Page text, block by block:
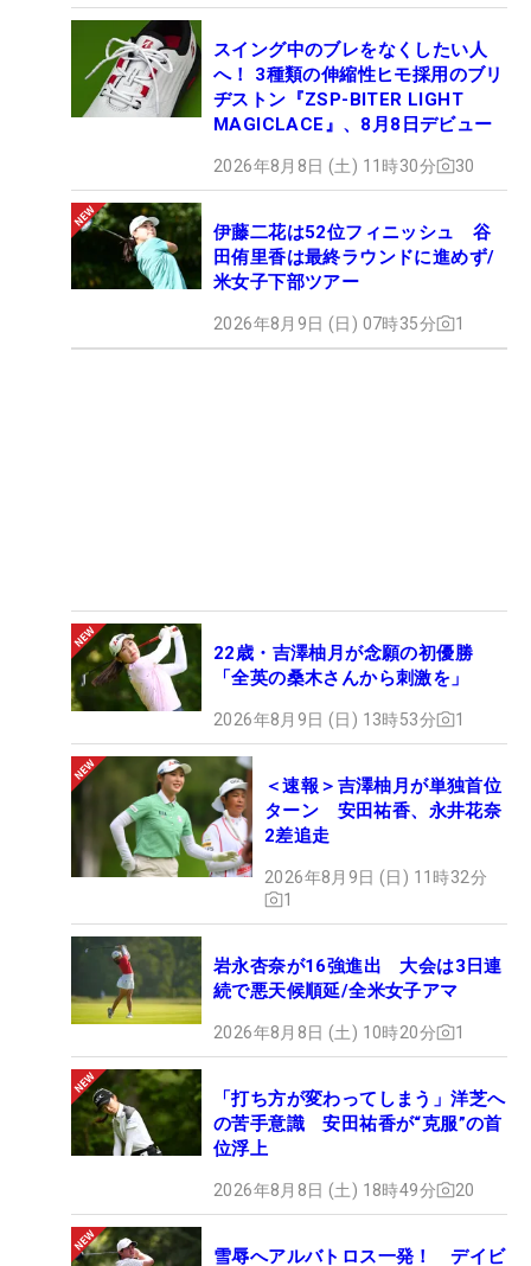
スイング中のブレをなくしたい人
へ！ 3種類の伸縮性ヒモ採用のブリ
ヂストン『ZSP-BITER LIGHT
MAGICLACE』、8月8日デビュー
2026年8月8日 (土) 11時30分 30
伊藤二花は52位フィニッシュ 谷
田侑里香は最終ラウンドに進めず/
米女子下部ツアー
2026年8月9日 (日) 07時35分 1
22歳・吉澤柚月が念願の初優勝
「全英の桑木さんから刺激を」
2026年8月9日 (日) 13時53分 1
＜速報＞吉澤柚月が単独首位
ターン 安田祐香、永井花奈
2差追走
2026年8月9日 (日) 11時32分
1
岩永杏奈が16強進出 大会は3日連
続で悪天候順延/全米女子アマ
2026年8月8日 (土) 10時20分 1
「打ち方が変わってしまう」洋芝へ
の苦手意識 安田祐香が“克服”の首
位浮上
2026年8月8日 (土) 18時49分 20
雪辱へアルバトロス一発！ デイビ